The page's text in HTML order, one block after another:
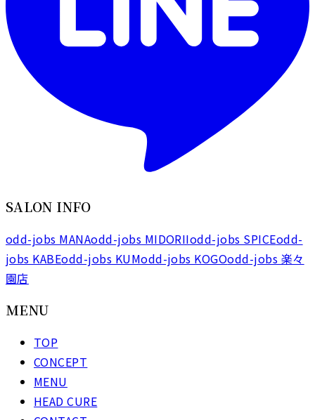
SALON INFO
odd-jobs MANAodd-jobs MIDORIIodd-jobs SPICEodd-
jobs KABEodd-jobs KUModd-jobs KOGOodd-jobs 楽々
園店
MENU
TOP
CONCEPT
MENU
HEAD CURE